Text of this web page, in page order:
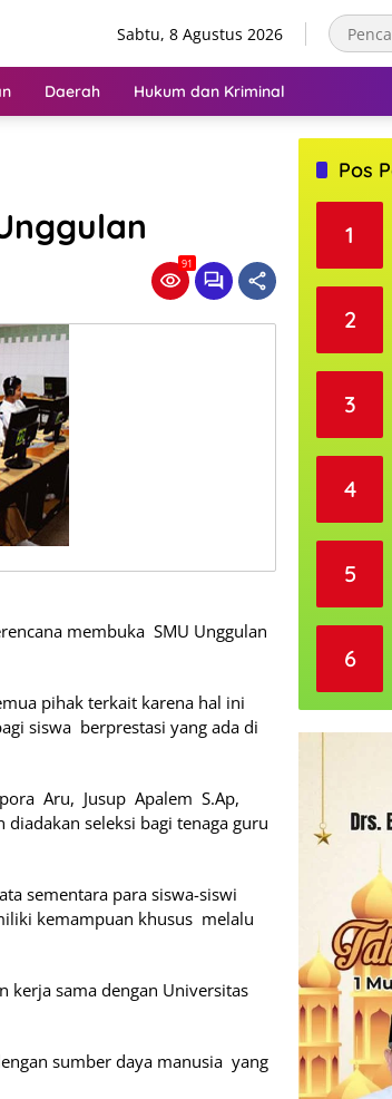
Sabtu, 8 Agustus 2026
Daerah Hukum dan Kriminal
91
membuka SMU Unggulan
pihak terkait karena hal ini
siswa berprestasi yang ada di
Aru, Jusup Apalem S.Ap,
seleksi bagi tenaga guru
sementara para siswa-siswi
kemampuan khusus melalu
kerja sama dengan Universitas
sumber daya manusia yang
Pos
1
2
3
4
5
6